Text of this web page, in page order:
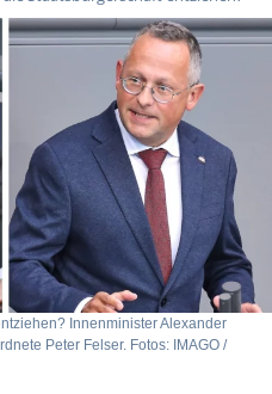
Innenminister Alexander
Peter Felser. Fotos: IMAGO /